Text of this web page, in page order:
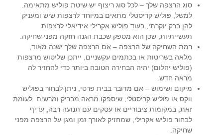
סוג הרצפה שלך – לכל סוג ריצוף יש שיטת פוליש מתאימה.
למשל, פוליש קריסטלי מתאים במיוחד לרצפות שיש ומעניק
להן ברק יוקרתי, בעוד פוליש אקרילי אידיאלי לרצפות
תעשייתיות, שכן הוא מספק שכבת הגנה חזקה מפני שחיקה.
רמת השחיקה של הרצפה – אם הרצפה שלך ישנה מאוד,
מלאה בשריטות או בכתמים עקשניים, ייתכן שליטוש מרצפות
(פוליש יהלום) יהיה הבחירה הטובה ביותר כדי להחזיר לה
מראה חדש.
מיקום ושימוש – אם מדובר בבית פרטי, ניתן לבחור בפוליש
ווקס או פוליש קריסטלי, שיספקו מראה מבריק ומרשים. לעומת
זאת, במקומות ציבוריים או עסקים עם תנועה רבה, עדיף
לבחור פוליש אקרילי , שמחזיק לאורך זמן ומגן על הרצפה מפני
שחיקה.